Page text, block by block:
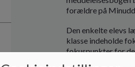
forældre på
Den enkelte elevs
klasse indeholde
fokuspunkter for